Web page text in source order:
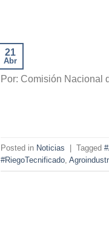
21
Abr
Por: Comisión Nacional
Posted in Noticias Tagged
#RiegoTecnificado